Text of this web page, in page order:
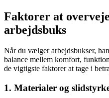
Faktorer at
arbejdsbuks
Når du vælger arbejdsbukser,
balance mellem komfort,
de vigtigste faktorer at tage i
1. Materialer og